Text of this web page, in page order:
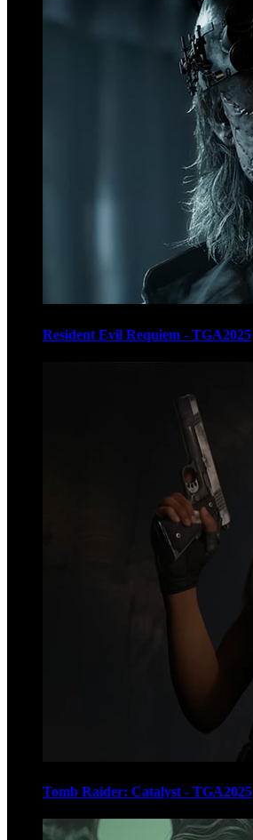
Resident Evil Requiem - TGA2025
Tomb Raider: Catalyst - TGA2025